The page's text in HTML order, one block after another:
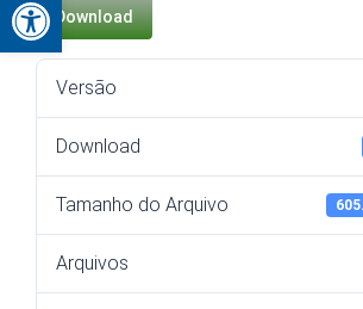
Download
Versão
Download
Tamanho do Arquivo
Arquivos